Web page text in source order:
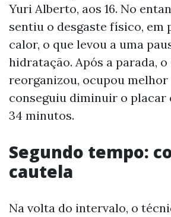
Yuri Alberto, aos 16. No
sentiu o desgaste físico, em
calor, o que levou a uma
hidratação. Após a parada,
reorganizou, ocupou melhor
conseguiu diminuir o placar
34 minutos.
Segundo tempo:
cautela
Na volta do intervalo, o